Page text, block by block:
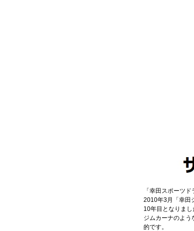
「幸田スポーツ
2010年3月「幸田
10年目となりまし
ジムカーナのよう
的です。